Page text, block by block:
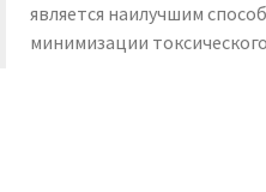
является наилучшим
минимизации